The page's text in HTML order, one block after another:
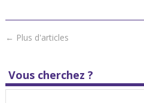
← Plus d'articles
Vous cherchez ?